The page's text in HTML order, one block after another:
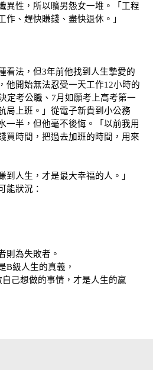
異性，所以曠男怨女一堆。「工程
作、趕快賺錢、盡快退休。」
看法，但3年前他找到人生摯愛的
他開始無法忍受一天工作12小時的
定考公職、7月如願考上高考第一
局上班。」從電子新貴到小公務
一半，但他毫不後悔。「以前我用
買時間，把過去加班的時間，用來
到人生，才是最大幸福的人。」
能狀況：
則為失敗者。
B級人生的真義，
己想做的事情，才是人生的贏